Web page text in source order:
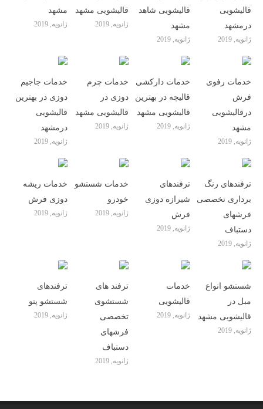
مشهد
ژانویه, 2019
قالیشویی مشهد
ژانویه, 2019
قالیشویی شاهد
مشهد
ژانویه, 2019
قالیشویی
درمشهد
ژانویه, 2019
خدمات جاجیم
دوزی در بهترین
قالیشویی
درمشهد
ژانویه, 2019
خدمات چرم
دوزی در
قالیشویی مشهد
ژانویه, 2019
خدمات دارکشی
قالیچه در بهترین
قالیشویی مشهد
ژانویه, 2019
خدمات رفوی
فرش
درقالیشویی
مشهد
ژانویه, 2019
خدمات ریشه
دوزی فرش
ژانویه, 2019
خدمات شستشو
خودرو
ژانویه, 2019
ترفندهای
شیرازه دوزی
فرش
ژانویه, 2019
ترفندهای رنگ
برداری تخصصی
فرشهای
دستباف
ژانویه, 2019
ترفندهای
شستشو پتو
ژانویه, 2019
ترفند های
شستشوی
تخصصی
فرشهای
دستباف
ژانویه, 2019
خدمات
قالیشویی
ژانویه, 2019
شستشو انواع
مبل در
قالیشویی مشهد
ژانویه, 2019